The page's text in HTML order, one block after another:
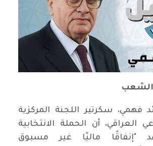
الشعب
فهمي، سكرتير اللجنة المركزية
العراقي، أن الحملة الانتخابية
"إنفاقًا ماليًا غير مسبوق